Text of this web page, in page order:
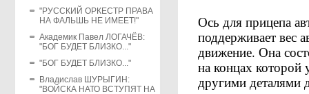
"РУССКИЙ ОРКЕСТР ПРАВА
НА ФАЛЬШЬ НЕ ИМЕЕТ!"
Академик Павел ЛОГАЧЁВ:
"БОГ БУДЕТ БЛИЗКО..."
"БОГ БУДЕТ БЛИЗКО..."
Владислав ШУРЫГИН:
"ВОЙСКА НАТО ВСТУПЯТ НА
Ось для прицепа
поддерживает вес
движение. Она
на концах которой
другими деталями